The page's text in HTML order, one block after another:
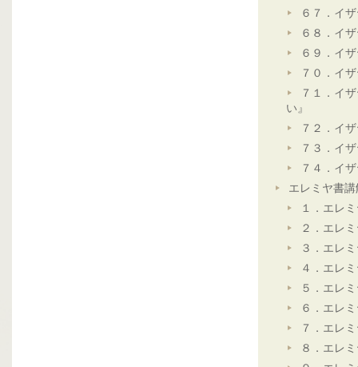
６７．イ
６８．イ
６９．イ
７０．イ
７１．イ
い』
７２．イ
７３．イ
７４．イ
エレミヤ書講
１．エレ
２．エレ
３．エレ
４．エレ
５．エレ
６．エレ
７．エレ
８．エレ